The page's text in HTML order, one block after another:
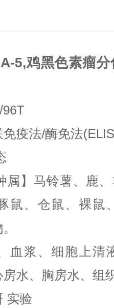
5,鸡黑色素瘤
96T
免疫法/酶免法
属】马铃薯、鹿
鼠、仓鼠、裸鼠
血浆、细胞上
水、胸房水、组
实验